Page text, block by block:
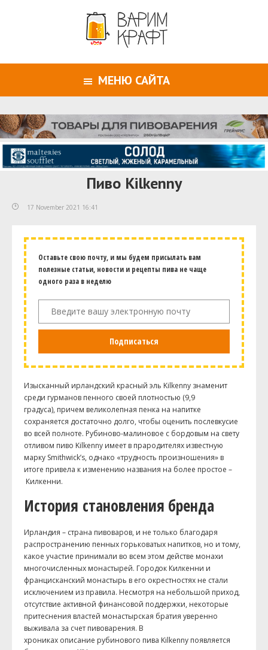
МЕНЮ САЙТА
Пиво Kilkenny
17 November 2021 16:41
Оставьте свою почту, и мы будем присылать вам
полезные статьи, новости и рецепты пива не чаще
одного раза в неделю
Подписаться
Изысканный ирландский красный эль Kilkenny знаменит
среди гурманов пенного своей плотностью (9,9
градуса), причем великолепная пенка на напитке
сохраняется достаточно долго, чтобы оценить послевкусие
во всей полноте. Рубиново-малиновое с бордовым на свету
отливом пиво Kilkenny имеет в прародителях известную
марку Smithwick’s, однако «трудность произношения» в
итоге привела к изменению названия на более простое –
Килкенни.
История становления бренда
Ирландия – страна пивоваров, и не только благодаря
распространению пенных горьковатых напитков, но и тому,
какое участие принимали во всем этом действе монахи
многочисленных монастырей. Городок Килкенни и
францисканский монастырь в его окрестностях не стали
исключением из правила. Несмотря на небольшой приход,
отсутствие активной финансовой поддержки, некоторые
притеснения властей монастырская братия уверенно
выживала за счет пивоварения. В
хрониках описание рубинового пива Kilkenny появляется